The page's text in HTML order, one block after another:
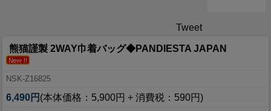
Tweet
熊猫謹製 2WAY巾着バッグ◆PANDIESTA JAPAN
NSK-Z16825
6,490円 (本体価格：5,900円 + 消費税：590円)